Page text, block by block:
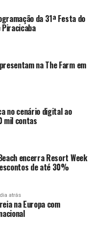
da 31ª Festa do
Piracicaba
na The Farm em
no cenário digital ao
mil contas
encerra Resort Week
de até 30%
atrás
na Europa com